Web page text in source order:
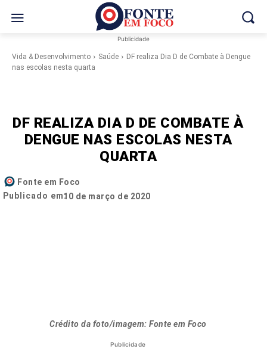
Publicidade
Vida & Desenvolvimento Saúde
DF realiza Dia D de Combate à Dengue
nas escolas nesta quarta
DF REALIZA DIA D DE COMBATE À
DENGUE NAS ESCOLAS NESTA
QUARTA
Fonte em Foco
Publicado em:10 de março de 2020
Crédito da foto/imagem: Fonte em Foco
Publicidade